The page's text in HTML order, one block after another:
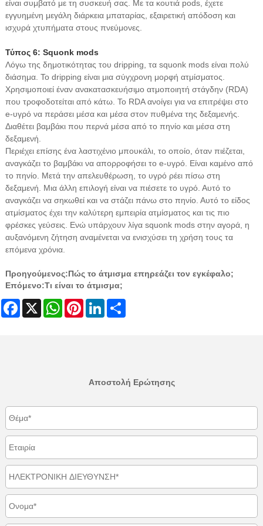
είναι συμβατό με τη συσκευή σας. Με τα κουτιά pods, έχετε
εγγυημένη μεγάλη διάρκεια μπαταρίας, εξαιρετική απόδοση και
ισχυρά χτυπήματα στους πνεύμονες.
Τύπος 6: Squonk mods
Λόγω της δημοτικότητας του dripping, τα squonk mods είναι πολύ
διάσημα. Το dripping είναι μια σύγχρονη μορφή ατμίσματος.
Χρησιμοποιεί έναν ανακατασκευήσιμο ατμοποιητή στάγδην (RDA)
που τροφοδοτείται από κάτω. Το RDA ανοίγει για να επιτρέψει στο
e-υγρό να περάσει μέσα και μέσα στον πυθμένα της δεξαμενής.
Διαθέτει βαμβάκι που περνά μέσα από το πηνίο και μέσα στη
δεξαμενή.
Περιέχει επίσης ένα λαστιχένιο μπουκάλι, το οποίο, όταν πιέζεται,
αναγκάζει το βαμβάκι να απορροφήσει το e-υγρό. Είναι καμένο από
το πηνίο. Μετά την απελευθέρωση, το υγρό ρέει πίσω στη
δεξαμενή. Μια άλλη επιλογή είναι να πιέσετε το υγρό. Αυτό το
αναγκάζει να σηκωθεί και να στάζει πάνω στο πηνίο. Αυτό το είδος
ατμίσματος έχει την καλύτερη εμπειρία ατμίσματος και τις πιο
φρέσκες γεύσεις. Ενώ υπάρχουν λίγα squonk mods στην αγορά, η
αυξανόμενη ζήτηση αναμένεται να ενισχύσει τη χρήση τους τα
επόμενα χρόνια.
Προηγούμενος:Πώς το άτμισμα επηρεάζει τον εγκέφαλο;
Επόμενο:Τι είναι το άτμισμα;
Facebook WhatsAppPinterestLinkedIn
Αποστολή Ερώτησης